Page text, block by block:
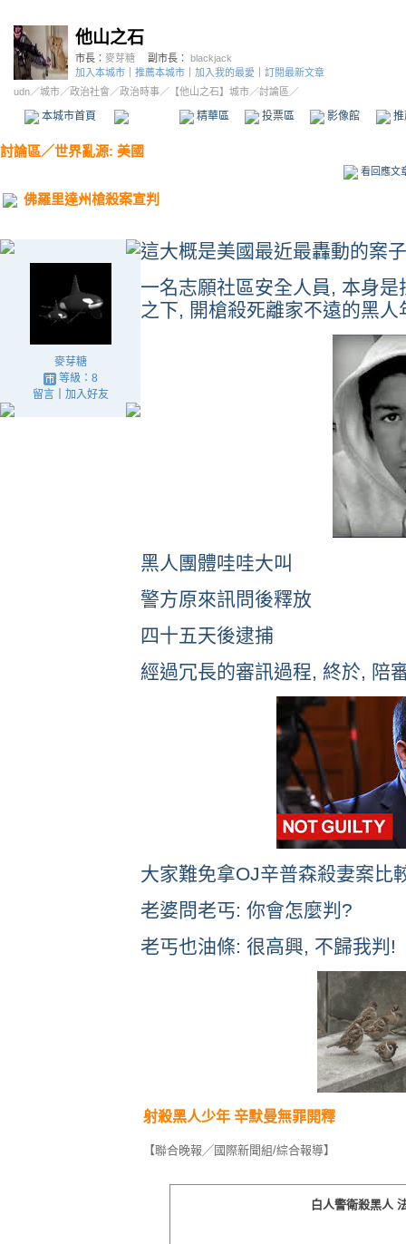
他山之石
市長： 麥芽糖 副市長： blackjack
加入本城市
推薦本城市 加入我的最愛
訂閱最新文章
udn／城市／政治社會 ／政治時事／ 【他山之石】城市／討論區／
本城市首頁 精華區 投票區 影像館
討論區／世界亂源: 美國
看回應文
佛羅里達州槍殺案宣判
麥芽糖
等級：8
留言｜ 加入好友
這大概是美國最近最轟動的案
一名志願社區安全人員, 本身
之下, 開槍殺死離家不遠的黑人
黑人團體哇哇大叫
警方原來訊問後釋放
四十五天後逮捕
經過冗長的審訊過程, 終於, 陪
大家難免拿OJ辛普森殺妻案比
老婆問老丐: 你會怎麼判?
老丐也油條: 很高興, 不歸我判!
射殺黑人少年 辛默曼無罪開釋
【聯合晚報╱國際新聞組/綜合報導】
白人警衛殺黑人